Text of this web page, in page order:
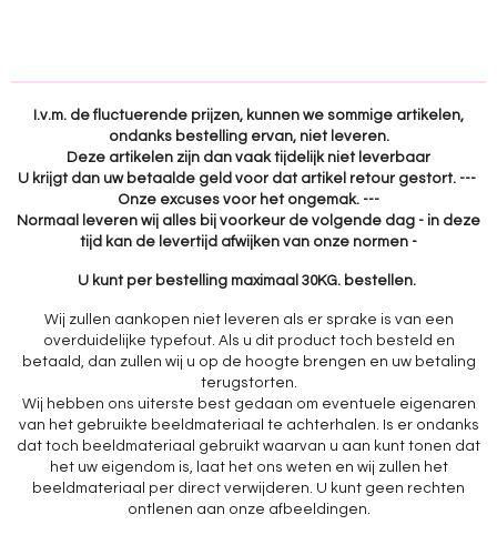
I.v.m. de fluctuerende prijzen, kunnen we sommige artikelen,
ondanks bestelling ervan, niet leveren.
Deze artikelen zijn dan vaak tijdelijk niet leverbaar
U krijgt dan uw betaalde geld voor dat artikel retour gestort. ---
Onze excuses voor het ongemak. ---
Normaal leveren wij alles bij voorkeur de volgende dag - in deze
tijd kan de levertijd afwijken van onze normen -
U kunt per bestelling maximaal 30KG. bestellen.
Wij zullen aankopen niet leveren als er sprake is van een
overduidelijke typefout. Als u dit product toch besteld en
betaald, dan zullen wij u op de hoogte brengen en uw betaling
terugstorten.
Wij hebben ons uiterste best gedaan om eventuele eigenaren
van het gebruikte beeldmateriaal te achterhalen. Is er ondanks
dat toch beeldmateriaal gebruikt waarvan u aan kunt tonen dat
het uw eigendom is, laat het ons weten en wij zullen het
beeldmateriaal per direct verwijderen. U kunt geen rechten
ontlenen aan onze afbeeldingen.